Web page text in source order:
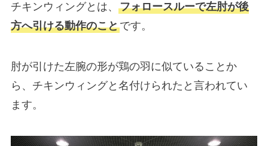
チキンウィングとは、 フォロースルーで左肘が後
方へ引ける動作のことです。
肘が引けた左腕の形が鶏の羽に似ていることか
ら、チキンウィングと名付けられたと言われてい
ます。